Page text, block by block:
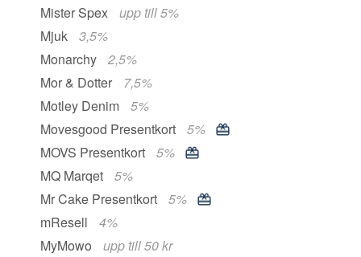
Mister Spex
upp till 5%
Mjuk
3,5%
Monarchy
2,5%
Mor & Dotter
7,5%
Motley Denim
5%
Movesgood Presentkort
5%
MOVS Presentkort
5%
MQ Marqet
5%
Mr Cake Presentkort
5%
mResell
4%
MyMowo
upp till 50 kr